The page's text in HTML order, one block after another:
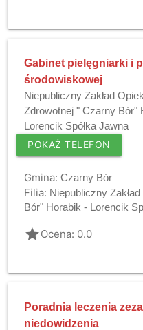
Gabinet pielęgniarki i
środowiskowej
Niepubliczny Zakład
Zdrowotnej " Czarny Bór"
Lorencik Spółka Jawna
POKAŻ TELEFON
Gmina: Czarny Bór
Filia: Niepubliczny
Bór" Horabik - Lorencik
gradeOcena: 0.0
Poradnia leczenia
niedowidzenia